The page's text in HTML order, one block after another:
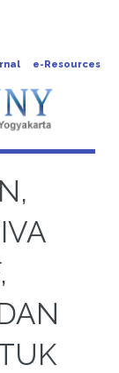
e-Resources